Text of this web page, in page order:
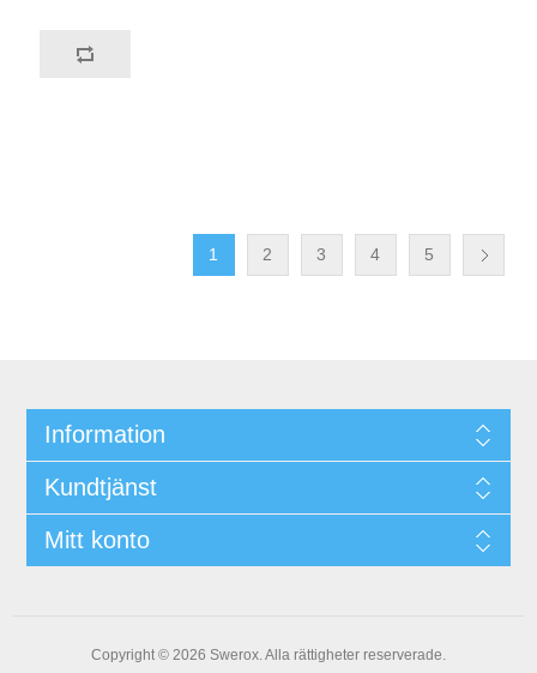
1 2 3 4 5
Information
Kundtjänst
Mitt konto
Copyright © 2026 Swerox. Alla rättigheter reserverade.